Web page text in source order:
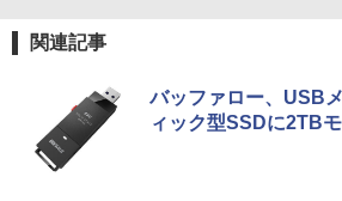
関連記事
バッファロー、USB
ィック型SSDに2TB